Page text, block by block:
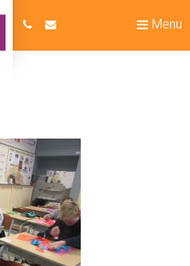
Menu